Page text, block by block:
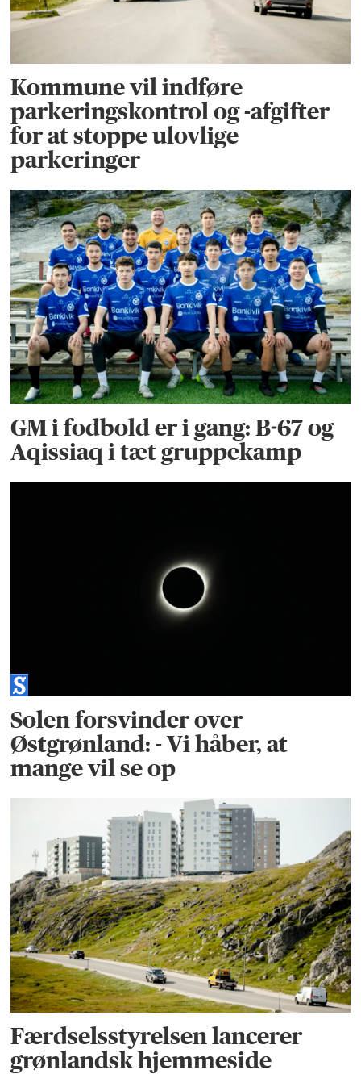
Kommune vil indføre
parkeringskontrol og -afgifter
for at stoppe ulovlige
parkeringer
GM i fodbold er i gang: B-67 og
Aqissiaq i tæt gruppekamp
Solen forsvinder over
Østgrønland: - Vi håber, at
mange vil se op
Færdselsstyrelsen lancerer
grønlandsk hjemmeside